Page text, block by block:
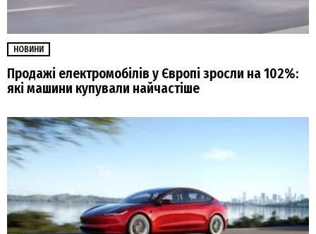
НОВИНИ
Продажі електромобілів у Європі зросли на 102%:
які машини купували найчастіше